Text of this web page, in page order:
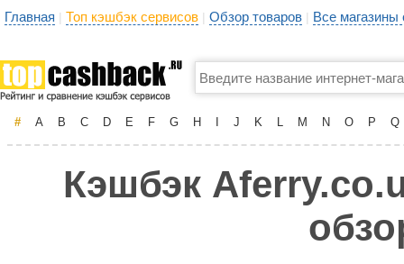
Главная | Топ кэшбэк сервисов | Обзор товаров | Все
# A B C D E F G H J K L M N O P Q
Кэшбэк